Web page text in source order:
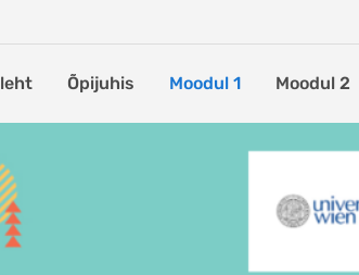
Õpijuhis Moodul 1 Moodul 2